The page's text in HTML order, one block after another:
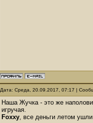
Дата: Среда, 20.09.2017, 07:17 |
Наша Жучка - это же
игручая.
Foxxy, все деньги летом